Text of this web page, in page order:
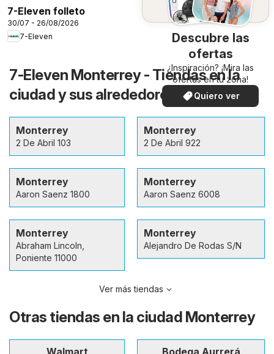
7-Eleven folleto
30/07 - 26/08/2026
7-Eleven
Descubre las
ofertas
¿Inspiración? ¡Mira las
ofertas en tu zona!
Quiero ver
7-Eleven Monterrey - Tiendas en la
ciudad y sus alrededores
Monterrey
2 De Abril 103
Monterrey
2 De Abril 922
Monterrey
Aaron Saenz 1800
Monterrey
Aaron Saenz 6008
Monterrey
Abraham Lincoln,
Poniente 11000
Monterrey
Alejandro De Rodas S/N
Ver más tiendas
Otras tiendas en la ciudad Monterrey